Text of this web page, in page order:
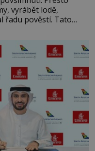
vyrábět lodě,
řadu pověstí. Tato